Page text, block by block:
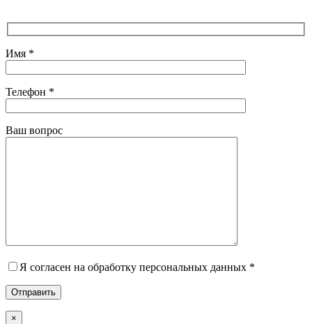
Имя *
Телефон *
Ваш вопрос
Я согласен на обработку персональных данных *
×